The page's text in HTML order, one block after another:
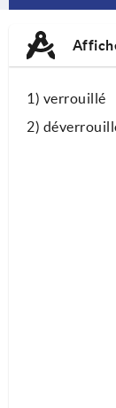
1) verrouillé
2)